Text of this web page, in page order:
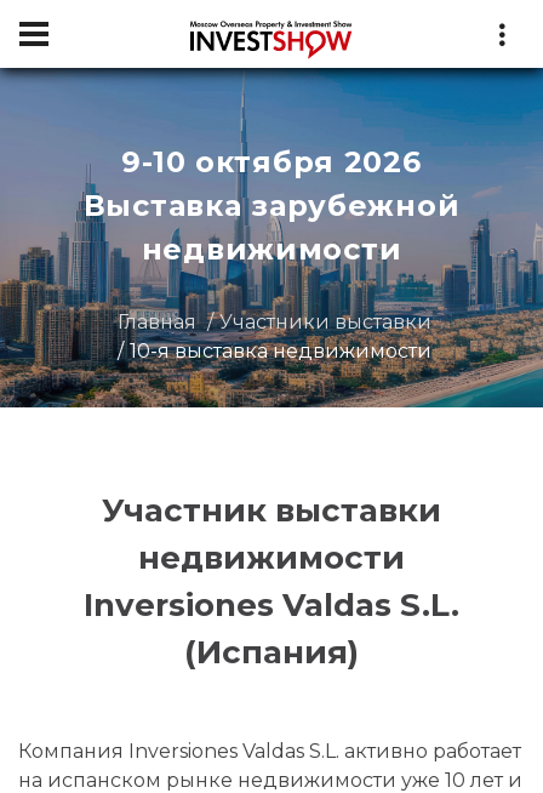
9-10 октября 2026
Выставка зарубежной
недвижимости
Главная
Участники выставки
10-я выставка недвижимости
Участник выставки
недвижимости
Inversiones Valdas S.L.
(Испания)
Компания Inversiones Valdas S.L. активно работает
на испанском рынке недвижимости уже 10 лет и